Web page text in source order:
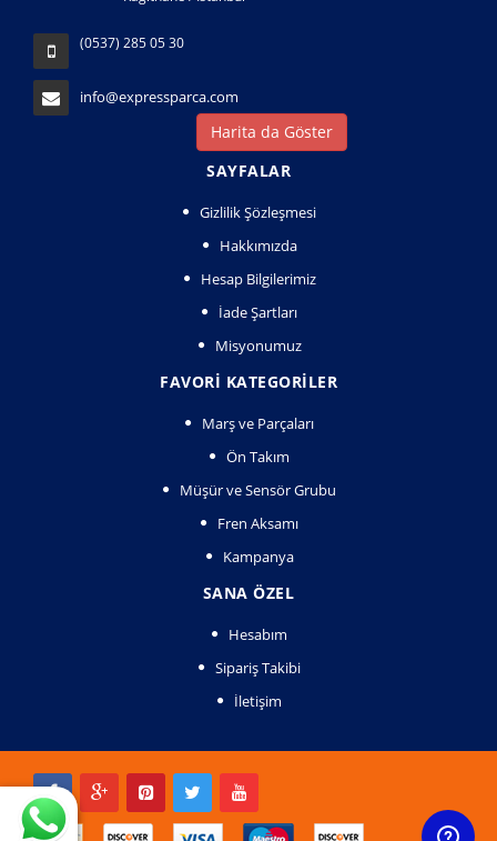
(0537) 285 05 30
info@expressparca.com
Harita da Göster
SAYFALAR
Gizlilik Şözleşmesi
Hakkımızda
Hesap Bilgilerimiz
İade Şartları
Misyonumuz
FAVORI KATEGORILER
Marş ve Parçaları
Ön Takım
Müşür ve Sensör Grubu
Fren Aksamı
Kampanya
SANA ÖZEL
Hesabım
Sipariş Takibi
İletişim